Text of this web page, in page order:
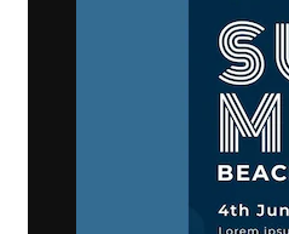
La
migliori lavori.
creativi,
Italiano